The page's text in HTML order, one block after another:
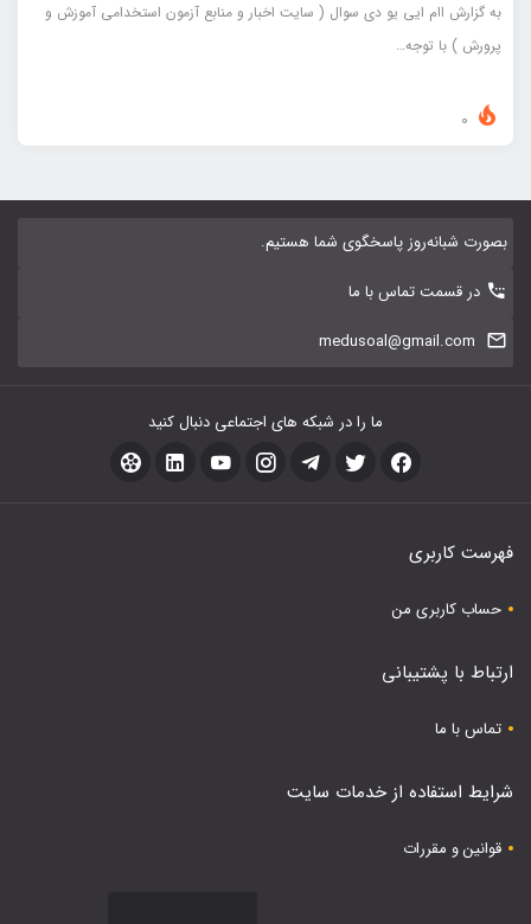
به گزارش اام ایی یو دی سوال ( سایت اخبار و منابع آزمون استخدامی آموزش و
پرورش ) با توجه…
بصورت شبانه‌روز پاسخگوی شما هستیم.
در قسمت تماس با ما
medusoal@gmail.com
ما را در شبکه های اجتماعی دنبال کنید
فهرست کاربری
حساب کاربری من
ارتباط با پشتیبانی
تماس با ما
شرایط استفاده از خدمات سایت
قوانین و مقررات